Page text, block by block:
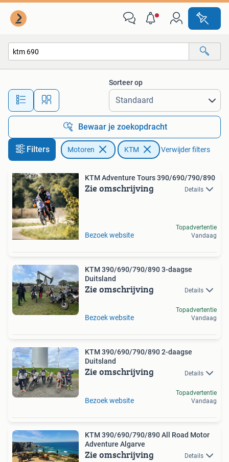
Alle afstanden…
Sorteer op
Bewaar je zoekopdracht
Filters Motoren KTM Verwijder filters
KTM Adventure Tours 390/690/790/890
Zie omschrijving Details
Bezoek website
Topadvertentie
Vandaag
KTM 390/690/790/890 3-daagse
Duitsland
Zie omschrijving Details
Bezoek website
Topadvertentie
Vandaag
KTM 390/690/790/890 2-daagse
Duitsland
Zie omschrijving Details
Bezoek website
Topadvertentie
Vandaag
KTM 390/690/790/890 All Road Motor
Adventure Algarve
Zie omschrijving Details